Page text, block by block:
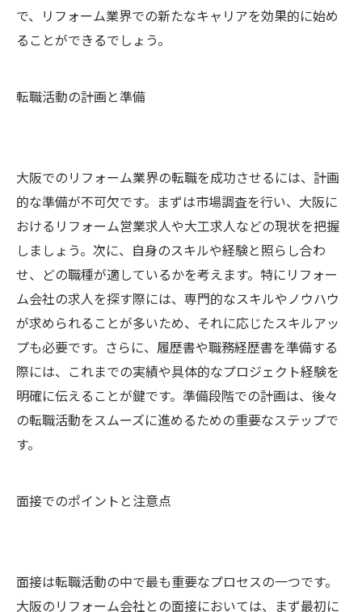
で、リフォーム業界での新たなキャリアを効果的に始め
ることができるでしょう。
転職活動の計画と準備
大阪でのリフォーム業界の転職を成功させるには、計画
的な準備が不可欠です。まずは市場調査を行い、大阪に
おけるリフォーム営業求人や大工求人などの現状を把握
しましょう。次に、自身のスキルや経験と照らし合わ
せ、どの職種が適しているかを考えます。特にリフォー
ム会社の求人を探す際には、専門的なスキルやノウハウ
が求められることが多いため、それに応じたスキルアッ
プも必要です。さらに、履歴書や職務経歴書を準備する
際には、これまでの実績や具体的なプロジェクト経験を
明確に伝えることが鍵です。準備段階での計画は、後々
の転職活動をスムーズに進めるための重要なステップで
す。
面接でのポイントと注意点
面接は転職活動の中で最も重要なプロセスの一つです。
大阪のリフォーム会社との面接においては、まず最初に